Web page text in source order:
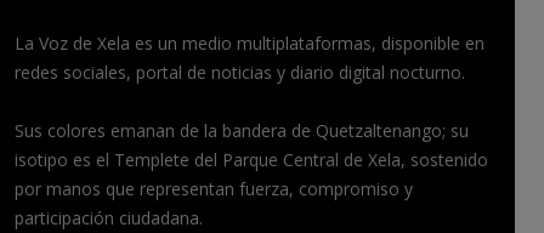
La Voz de Xela es un medio multiplataformas, disponible en
redes sociales, portal de noticias y diario digital nocturno.
Sus colores emanan de la bandera de Quetzaltenango; su
isotipo es el Templete del Parque Central de Xela, sostenido
por manos que representan fuerza, compromiso y
participación ciudadana.